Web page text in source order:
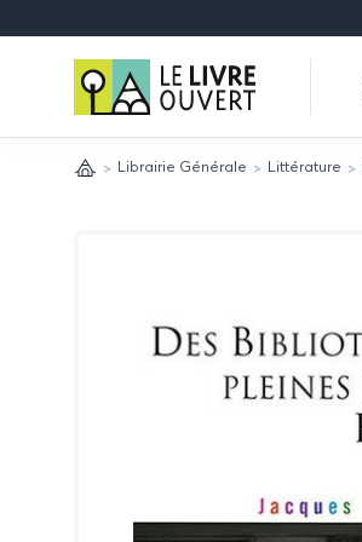
Le
Livre
Ouvert
AccueilLibrairie Générale Littérature